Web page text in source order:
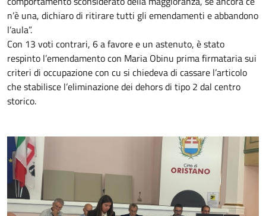
n’è una, dichiaro di ritirare tutti gli emendamenti e abbandono
l’aula”.
Con 13 voti contrari, 6 a favore e un astenuto, è stato
respinto l’emendamento con Maria Obinu prima firmataria sui
criteri di occupazione con cu si chiedeva di cassare l’articolo
che stabilisce l’eliminazione dei dehors di tipo 2 dal centro
storico.